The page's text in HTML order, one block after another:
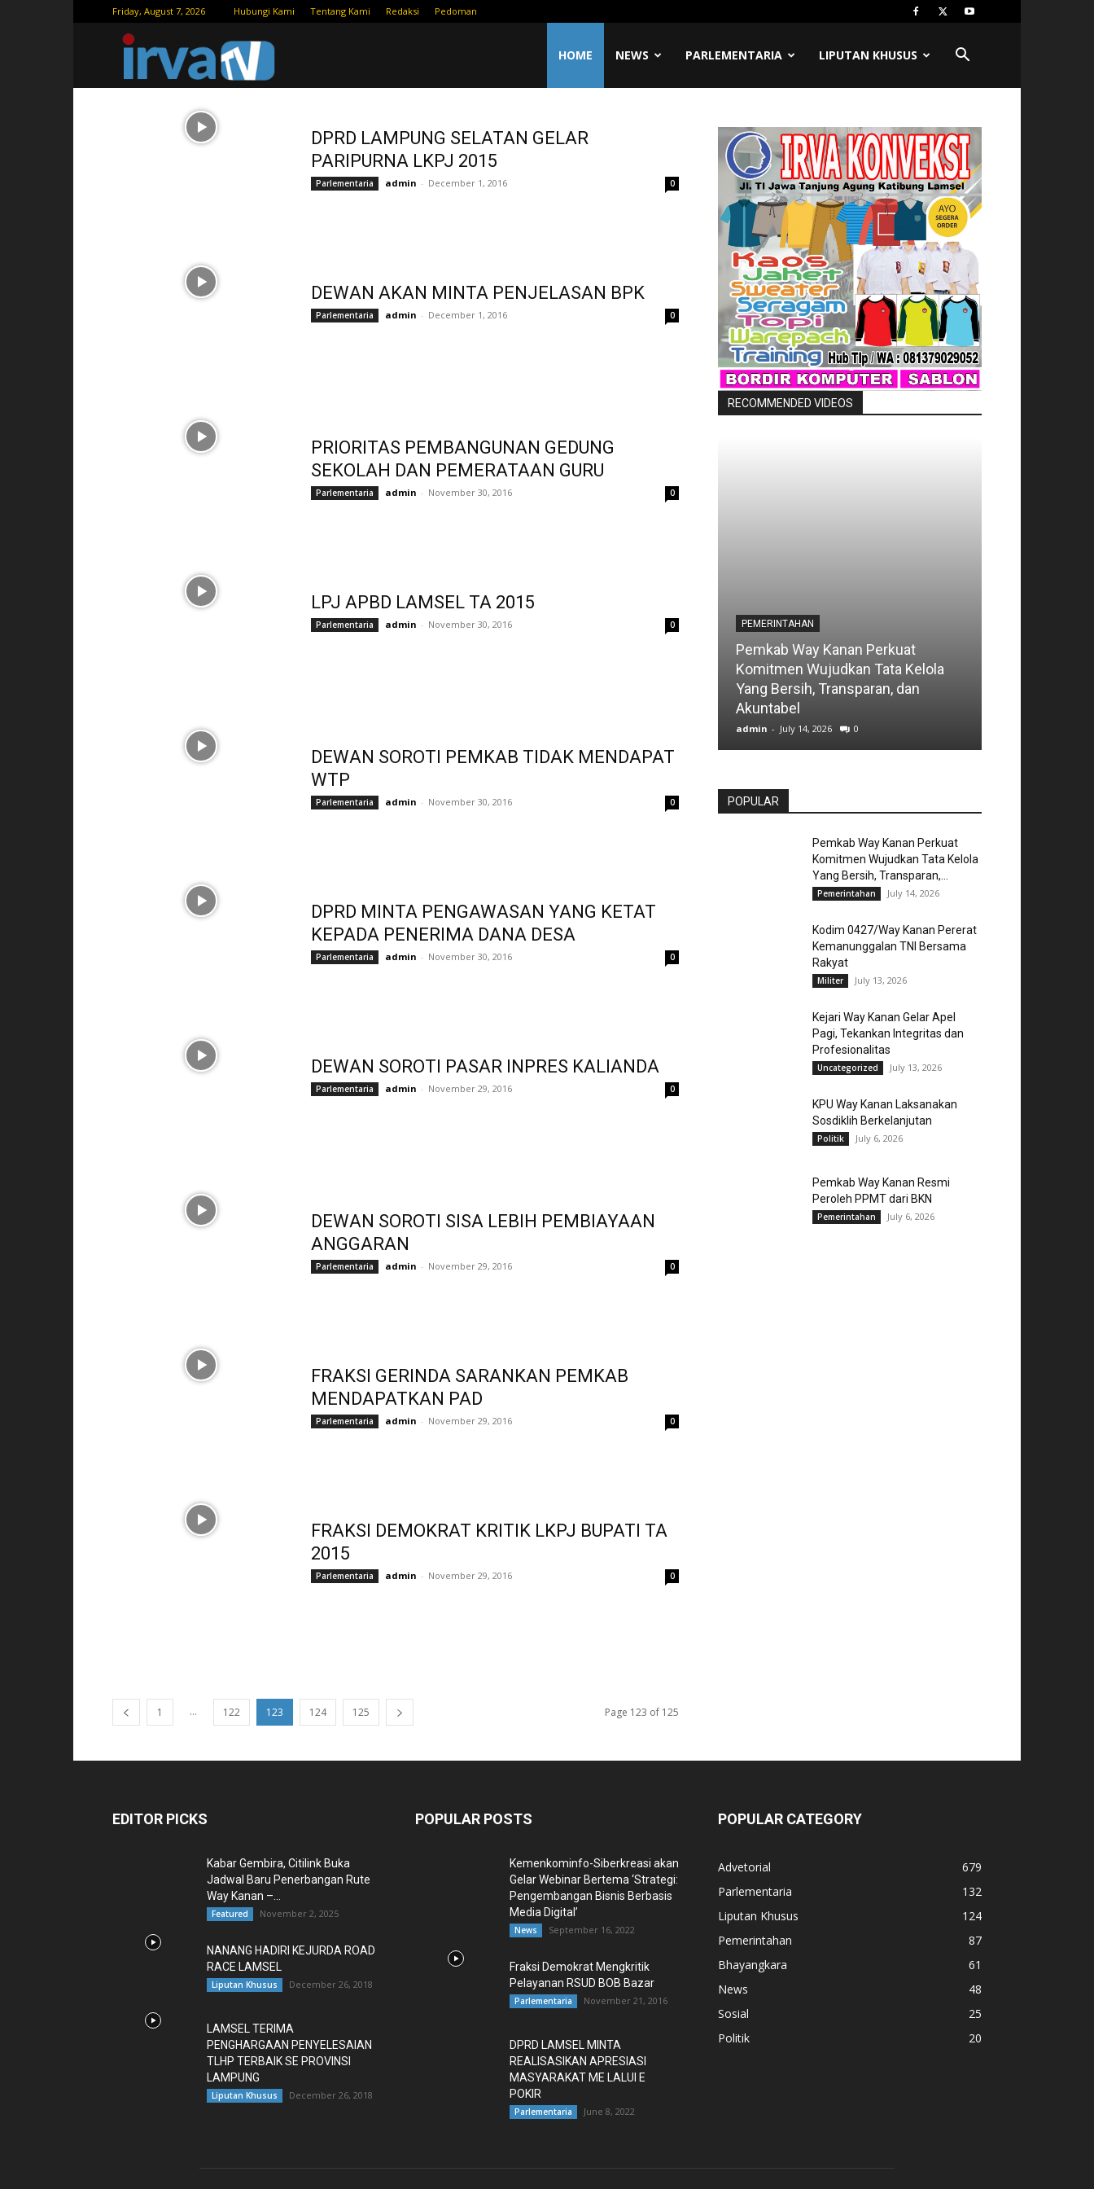
Friday, August 7, 2026 Hubungi Kami Tentang Kami Redaksi Pedoman
HOME NEWS PARLEMENTARIA LIPUTAN KHUSUS
DPRD LAMPUNG SELATAN GELAR
PARIPURNA LKPJ 2015
Parlementaria admin - December 1, 2016 0
DEWAN AKAN MINTA PENJELASAN BPK
Parlementaria admin - December 1, 2016 0
PRIORITAS PEMBANGUNAN GEDUNG
SEKOLAH DAN PEMERATAAN GURU
Parlementaria admin - November 30, 2016 0
LPJ APBD LAMSEL TA 2015
Parlementaria admin - November 30, 2016 0
DEWAN SOROTI PEMKAB TIDAK MENDAPAT
WTP
Parlementaria admin - November 30, 2016 0
DPRD MINTA PENGAWASAN YANG KETAT
KEPADA PENERIMA DANA DESA
Parlementaria admin - November 30, 2016 0
DEWAN SOROTI PASAR INPRES KALIANDA
Parlementaria admin - November 29, 2016 0
DEWAN SOROTI SISA LEBIH PEMBIAYAAN
ANGGARAN
Parlementaria admin - November 29, 2016 0
FRAKSI GERINDA SARANKAN PEMKAB
MENDAPATKAN PAD
Parlementaria admin - November 29, 2016 0
FRAKSI DEMOKRAT KRITIK LKPJ BUPATI TA
2015
Parlementaria admin - November 29, 2016 0
1 ... 122 123 124 125 Page 123 of 125
RECOMMENDED VIDEOS
PEMERINTAHAN
Pemkab Way Kanan Perkuat
Komitmen Wujudkan Tata Kelola
Yang Bersih, Transparan, dan
Akuntabel
admin - July 14, 2026 0
POPULAR
Pemkab Way Kanan Perkuat
Komitmen Wujudkan Tata Kelola
Yang Bersih, Transparan,...
Pemerintahan July 14, 2026
Kodim 0427/Way Kanan Pererat
Kemanunggalan TNI Bersama
Rakyat
Militer July 13, 2026
Kejari Way Kanan Gelar Apel
Pagi, Tekankan Integritas dan
Profesionalitas
Uncategorized July 13, 2026
KPU Way Kanan Laksanakan
Sosdiklih Berkelanjutan
Politik July 6, 2026
Pemkab Way Kanan Resmi
Peroleh PPMT dari BKN
Pemerintahan July 6, 2026
EDITOR PICKS
Kabar Gembira, Citilink Buka
Jadwal Baru Penerbangan Rute
Way Kanan –...
Featured November 2, 2025
NANANG HADIRI KEJURDA ROAD
RACE LAMSEL
Liputan Khusus December 26, 2018
LAMSEL TERIMA
PENGHARGAAN PENYELESAIAN
TLHP TERBAIK SE PROVINSI
LAMPUNG
Liputan Khusus December 26, 2018
POPULAR POSTS
Kemenkominfo-Siberkreasi akan
Gelar Webinar Bertema ‘Strategi:
Pengembangan Bisnis Berbasis
Media Digital’
News September 16, 2022
Fraksi Demokrat Mengkritik
Pelayanan RSUD BOB Bazar
Parlementaria November 21, 2016
DPRD LAMSEL MINTA
REALISASIKAN APRESIASI
MASYARAKAT ME LALUI E
POKIR
Parlementaria June 8, 2022
POPULAR CATEGORY
Advetorial
679
Parlementaria
132
Liputan Khusus
124
Pemerintahan
87
Bhayangkara
61
News
48
Sosial
25
Politik
20